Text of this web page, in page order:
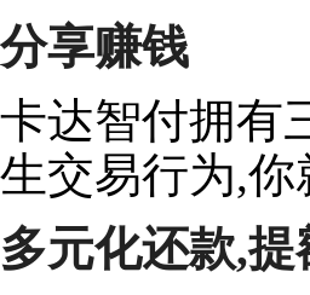
分享赚钱
卡达智付拥有
生交易行为,
多元化还款,提